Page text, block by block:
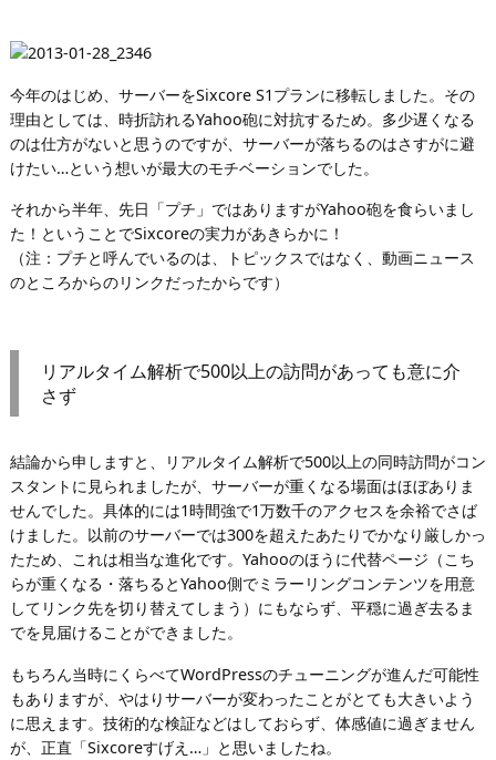
今年のはじめ、サーバーをSixcore S1プランに移転しました。その
理由としては、時折訪れるYahoo砲に対抗するため。多少遅くなる
のは仕方がないと思うのですが、サーバーが落ちるのはさすがに避
けたい…という想いが最大のモチベーションでした。
それから半年、先日「プチ」ではありますがYahoo砲を食らいまし
た！ということでSixcoreの実力があきらかに！
（注：プチと呼んでいるのは、トピックスではなく、動画ニュース
のところからのリンクだったからです）
リアルタイム解析で500以上の訪問があっても意に介
さず
結論から申しますと、リアルタイム解析で500以上の同時訪問がコン
スタントに見られましたが、サーバーが重くなる場面はほぼありま
せんでした。具体的には1時間強で1万数千のアクセスを余裕でさば
けました。以前のサーバーでは300を超えたあたりでかなり厳しかっ
たため、これは相当な進化です。Yahooのほうに代替ページ（こち
らが重くなる・落ちるとYahoo側でミラーリングコンテンツを用意
してリンク先を切り替えてしまう）にもならず、平穏に過ぎ去るま
でを見届けることができました。
もちろん当時にくらべてWordPressのチューニングが進んだ可能性
もありますが、やはりサーバーが変わったことがとても大きいよう
に思えます。技術的な検証などはしておらず、体感値に過ぎません
が、正直「Sixcoreすげえ…」と思いましたね。